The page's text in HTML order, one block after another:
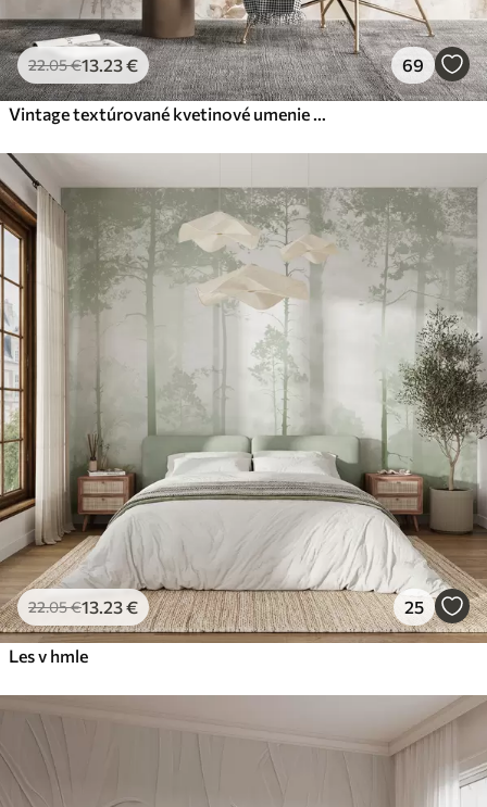
22.05€13 .23€ 69
22.05€13 .23€ 25
Les v hmle